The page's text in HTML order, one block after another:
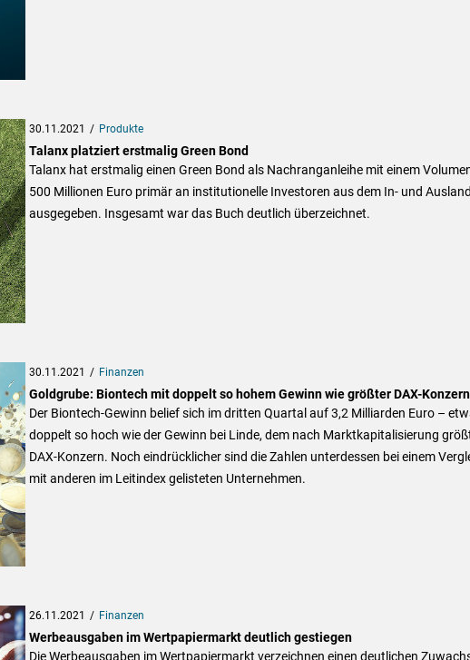
30.11.2021 Produkte
Talanx platziert erstmalig Green Bond
Talanx hat erstmalig einen Green Bond als Nachranganleihe mit einem
500 Millionen Euro primär an institutionelle Investoren aus dem In- und
ausgegeben. Insgesamt war das Buch deutlich überzeichnet.
30.11.2021 Finanzen
Goldgrube: Biontech mit doppelt so hohem Gewinn wie größter DAX-Konzern
Der Biontech-Gewinn belief sich im dritten Quartal auf 3,2 Milliarden Euro –
doppelt so hoch wie der Gewinn bei Linde, dem nach Marktkapitalisierung
DAX-Konzern. Noch eindrücklicher sind die Zahlen unterdessen bei einem
mit anderen im Leitindex gelisteten Unternehmen.
26.11.2021 Finanzen
Werbeausgaben im Wertpapiermarkt deutlich gestiegen
Die Werbeausgaben im Wertpapiermarkt verzeichnen einen deutlichen